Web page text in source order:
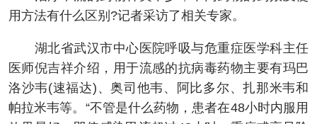
生活 演出 活动
展会 走读海南 周末去哪儿
人才在线 天涯企服
用方法有什么区别?记者采访了相关专家。
湖北省武汉市中心医院呼吸与危重症医学科主任
医师倪吉祥介绍，用于流感的抗病毒药物主要有玛巴
洛沙韦(速福达)、奥司他韦、阿比多尔、扎那米韦和
帕拉米韦等。“不管是什么药物，患者在48小时内服用